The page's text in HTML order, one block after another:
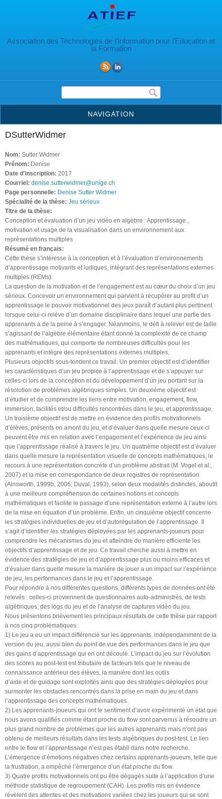
Association des Technologies de l’Information pour l’Education et
la Formation
Formulaire de recherche
NAVIGATION
DSutterWidmer
Nom: Sutter Widmer
Prénom: Denise
Date d'inscription: 2017
Courriel: denise.sutterwidmer@unige.ch
Page personnelle: Denise Sutter Widmer
Spécialité de la thèse: Jeu sérieux
Titre de la thèse:
Conception et évaluation d’un jeu vidéo en algèbre : Apprentissage ,
motivation et usage de la visualisation dans un environnement aux
représentations multiples
Résumé en français:
Cette thèse s’intéresse à la conception et à l’évaluation d’environnements
d’apprentissage motivants et ludiques, intégrant des représentations externes
multiples (REMs).
La question de la motivation et de l’engagement est au cœur du choix d’un jeu
sérieux. Concevoir un environnement qui parvient à récupérer au profit d’un
apprentissage le pouvoir motivationnel des jeux paraît d’autant plus pertinent
lorsque celui-ci relève d’un domaine disciplinaire dans lequel une partie des
apprenants a de la peine à s’engager. Néanmoins, le défi à relever est de taille
s’agissant de l’algèbre élémentaire étant donné la complexité de ce champ
des mathématiques, qui comporte de nombreuses difficultés pour les
apprenants et intègre des représentations externes multiples.
Plusieurs objectifs sous-tendent ce travail. Un premier objectif est d’identifier
les caractéristiques d’un jeu propice à l’apprentissage et de s’appuyer sur
celles-ci lors de la conception et du développement d’un jeu portant sur la
résolution de problèmes algébriques simples. Un deuxième objectif est
d’étudier et de comprendre les liens entre motivation, engagement, flow,
immersion, facilités et/ou difficultés rencontrées dans le jeu, et apprentissage.
Un troisième objectif est de mettre en évidence des profils motivationnels
d’élèves, présents en amont du jeu, et d’évaluer dans quelle mesure ceux-ci
peuvent être mis en relation avec l’engagement et l’expérience de jeu ainsi
que l’apprentissage réalisé à travers le jeu. Un quatrième objectif est d’évaluer
dans quelle mesure la représentation visuelle de concepts mathématiques, le
recours à une représentation concrète d’un problème abstrait (M. Vogel et al.,
2007) et la mise en correspondance de deux registres de représentation
(Ainsworth, 1999b, 2006; Duval, 1993), selon deux modalités distinctes, aboutit
à une meilleure compréhension de certaines notions et concepts
mathématiques et facilite le passage d’une représentation externe à l’autre lors
de la mise en équation d’un problème. Enfin, un cinquième objectif concerne
les stratégies individuelles de jeu et d’autorégulation de l’apprentissage. Il
s’agit d’identifier les stratégies déployées par les apprenants-joueurs pour
comprendre les mécanismes du jeu et atteindre de manière efficiente les
objectifs d’apprentissage et de jeu. Ce travail cherche aussi à mettre en
évidence des stratégies de jeu et d’apprentissage plus ou moins efficaces et
d’évaluer dans quelle mesure la manière de jouer a un impact sur l’expérience
de jeu, les performances dans le jeu et l’apprentissage.
Pour répondre à nos différentes questions, différents types de données ont été
relevés : celles-ci proviennent de questionnaires auto-administrés, de tests
algébriques, des logs du jeu et de l’analyse de captures vidéo du jeu.
Nous présentons brièvement les principaux résultats de cette thèse par rapport
à nos cinq problématiques :
1) Le jeu a eu un impact différencié sur les apprenants, indépendamment de la
version du jeu, aussi bien du point de vue des performances dans le jeu que
des gains d’apprentissage qui en ont découlé. L’impact du jeu sur l’évolution
des scores au post-test est tributaire de facteurs tels que le niveau de
connaissance antérieur des élèves, la manière dont les outils
d’aide et de guidage sont exploités ainsi que des stratégies déployées pour
surmonter les obstacles rencontrés dans la prise en main du jeu et dans
l’apprentissage des concepts mathématiques.
2) Les apprenants-joueurs qui ont le sentiment d’avoir expérimenté un état que
nous avons qualifiés comme étant proche du flow sont parvenus à résoudre un
plus grand nombre de problèmes que les autres apprenants mais n’ont pas
obtenu de meilleurs résultats dans les tests algébriques du post-test. Le lien
entre le flow et l’apprentissage n’est pas établi dans notre recherche.
L’émergence d’émotions négatives chez certains apprenants-joueurs, telle que
la frustration, a empêché l’émergence d’un état proche du flow.
3) Quatre profils motivationnels ont pu être dégagés suite à l’application d’une
méthode statistique de regroupement (CAH). Les profils mis en évidence
révèlent des attentes et des motivations variées chez les joueurs qui se sont